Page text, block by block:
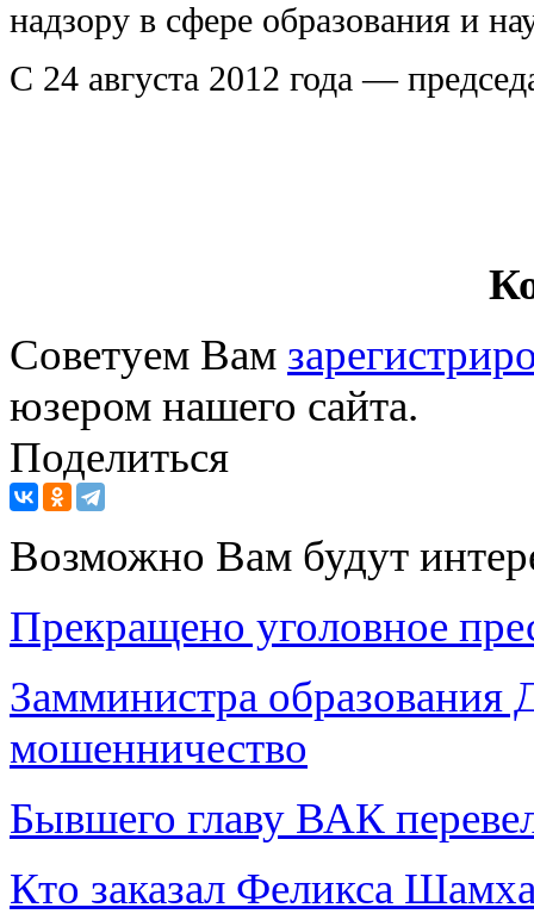
надзору в сфере образования и
С 24 августа 2012 года —
Советуем Вам
юзером нашего сайта.
Поделиться
Возможно Вам будут
Прекращено уголовное
Замминистра образования
мошенничество
Бывшего главу ВАК
Кто заказал Феликса